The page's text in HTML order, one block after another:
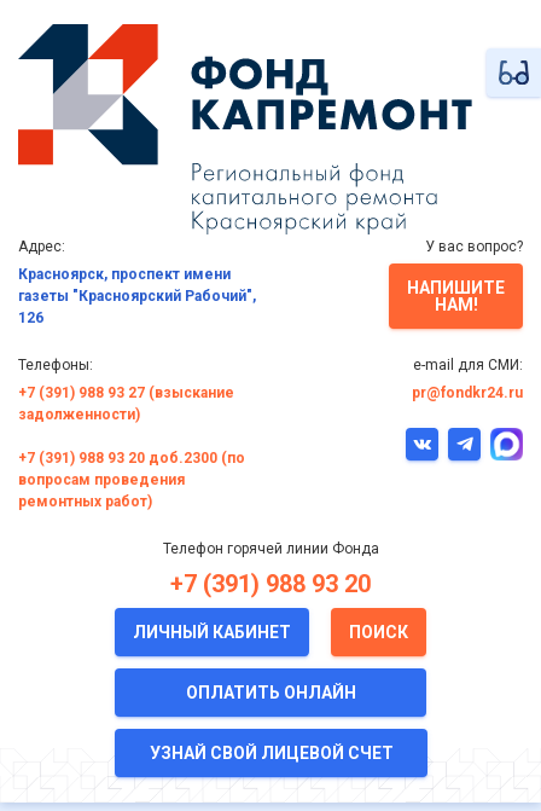
Адрес:
Красноярск, проспект имени
газеты "Красноярский Рабочий",
126
Телефоны:
+7 (391) 988 93 27 (взыскание
задолженности)
+7 (391) 988 93 20 доб.2300 (по
вопросам проведения
ремонтных работ)
У вас вопрос?
НАПИШИТЕ
НАМ!
e-mail для СМИ:
pr@fondkr24.ru
Телефон горячей линии Фонда
+7 (391) 988 93 20
ЛИЧНЫЙ КАБИНЕТ ПОИСК
ОПЛАТИТЬ ОНЛАЙН
УЗНАЙ СВОЙ ЛИЦЕВОЙ СЧЕТ